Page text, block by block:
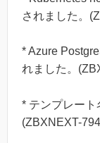
されました。
* Azure
れました。
* テンプレート
(ZBXNEXT-